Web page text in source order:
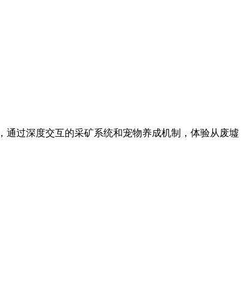
过深度交互的采矿系统和宠物养成机制，体验从废墟